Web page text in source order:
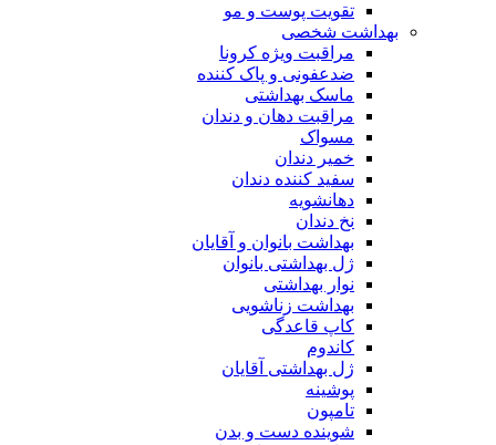
تقویت پوست و مو
بهداشت شخصی
مراقبت ویژه کرونا
ضدعفونی و پاک کننده
ماسک بهداشتی
مراقبت دهان و دندان
مسواک
خمیر دندان
سفید کننده دندان
دهانشویه
نخ دندان
بهداشت بانوان و آقایان
ژل بهداشتی بانوان
نوار بهداشتی
بهداشت زناشویی
کاپ قاعدگی
کاندوم
ژل بهداشتی آقایان
پوشینه
تامپون
شوینده دست و بدن